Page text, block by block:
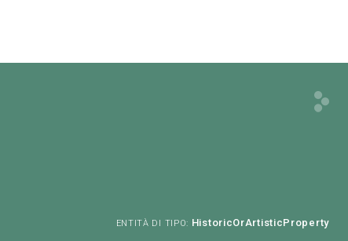
ENTITÀ DI TIPO: HistoricOrArtisticProperty